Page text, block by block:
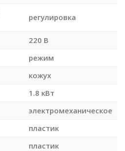
регулировка
220 В
режим
кожух
1.8 кВт
электромеханическое
пластик
пластик